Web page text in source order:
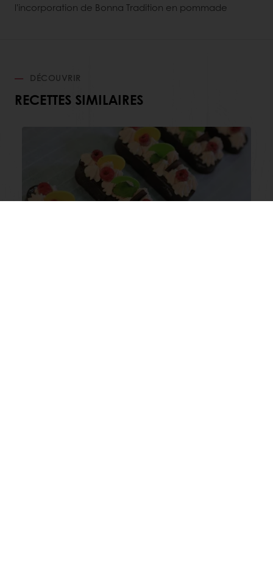
l'incorporation de Bonna Tradition en pommade
DÉCOUVRIR
RECETTES SIMILAIRES